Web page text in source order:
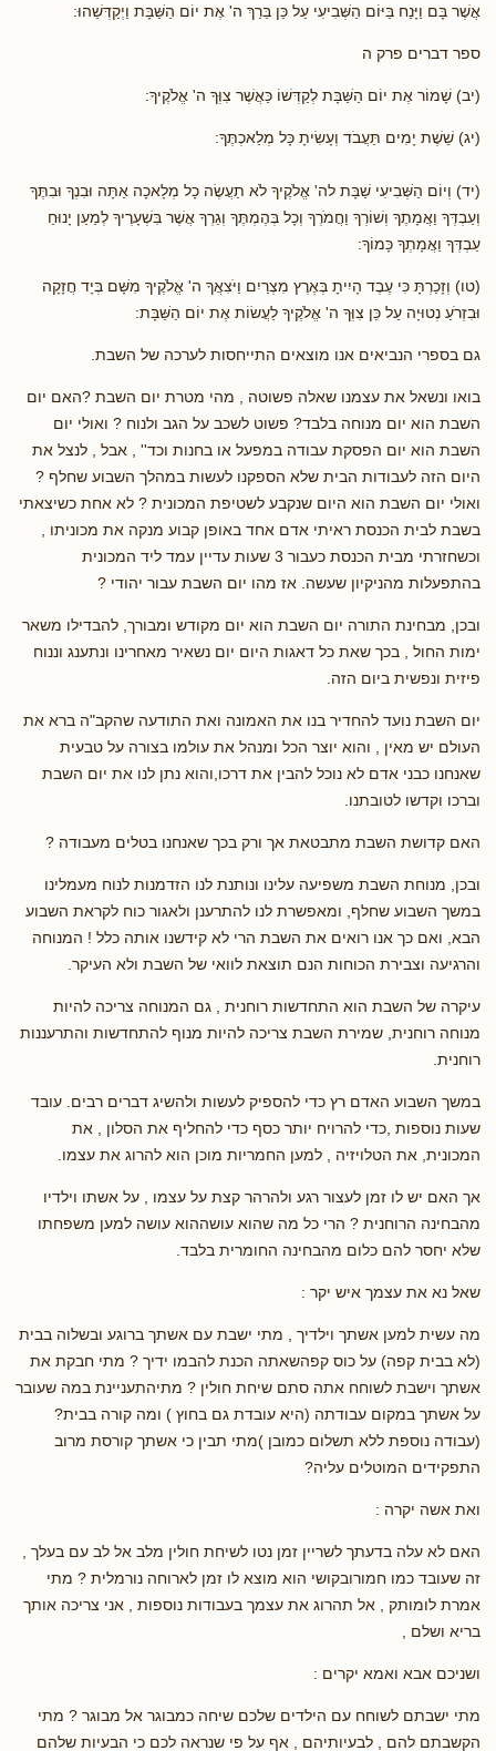
אֲשֶׁר בָּם וַיָּנַח בַּיּוֹם הַשְּׁבִיעִי עַל כֵּן בֵּרַךְ ה' אֶת יוֹם הַשַּׁבָּת וַיְקַדְּשֵׁהוּ:
ספר דברים פרק ה
(יב) שָׁמוֹר אֶת יוֹם הַשַּׁבָּת לְקַדְּשׁוֹ כַּאֲשֶׁר צִוְּךָ ה' אֱלֹקֶיךָ:
(יג) שֵׁשֶׁת יָמִים תַּעֲבֹד וְעָשִׂיתָ כָּל מְלַאכְתֶּךָ:
(יד) וְיוֹם הַשְּׁבִיעִי שַׁבָּת לה' אֱלֹקֶיךָ לֹא תַעֲשֶׂה כָל מְלָאכָה אַתָּה וּבִנְךָ וּבִתֶּךָ
וְעַבְדְּךָ וַאֲמָתֶךָ וְשׁוֹרְךָ וַחֲמֹרְךָ וְכָל בְּהֶמְתֶּךָ וְגֵרְךָ אֲשֶׁר בִּשְׁעָרֶיךָ לְמַעַן יָנוּחַ
עַבְדְּךָ וַאֲמָתְךָ כָּמוֹךָ:
(טו) וְזָכַרְתָּ כִּי עֶבֶד הָיִיתָ בְּאֶרֶץ מִצְרַיִם וַיֹּצִאֲךָ ה' אֱלֹקֶיךָ מִשָּׁם בְּיָד חֲזָקָה
וּבִזְרֹעַ נְטוּיָה עַל כֵּן צִוְּךָ ה' אֱלֹקֶיךָ לַעֲשׂוֹת אֶת יוֹם הַשַּׁבָּת:
גם בספרי הנביאים אנו מוצאים התייחסות לערכה של השבת.
בואו ונשאל את עצמנו שאלה פשוטה , מהי מטרת יום השבת ?האם יום
השבת הוא יום מנוחה בלבד? פשוט לשכב על הגב ולנוח ? ואולי יום
השבת הוא יום הפסקת עבודה במפעל או בחנות וכד'' , אבל , לנצל את
היום הזה לעבודות הבית שלא הספקנו לעשות במהלך השבוע שחלף ?
ואולי יום השבת הוא היום שנקבע לשטיפת המכונית ? לא אחת כשיצאתי
בשבת לבית הכנסת ראיתי אדם אחד באופן קבוע מנקה את מכוניתו ,
וכשחזרתי מבית הכנסת כעבור 3 שעות עדיין עמד ליד המכונית
בהתפעלות מהניקיון שעשה. אז מהו יום השבת עבור יהודי ?
ובכן, מבחינת התורה יום השבת הוא יום מקודש ומבורך, להבדילו משאר
ימות החול , בכך שאת כל דאגות היום יום נשאיר מאחרינו ונתענג וננוח
פיזית ונפשית ביום הזה.
יום השבת נועד להחדיר בנו את האמונה ואת התודעה שהקב"ה ברא את
העולם יש מאין , והוא יוצר הכל ומנהל את עולמו בצורה על טבעית
שאנחנו כבני אדם לא נוכל להבין את דרכו,והוא נתן לנו את יום השבת
וברכו וקדשו לטובתנו.
האם קדושת השבת מתבטאת אך ורק בכך שאנחנו בטלים מעבודה ?
ובכן, מנוחת השבת משפיעה עלינו ונותנת לנו הזדמנות לנוח מעמלינו
במשך השבוע שחלף, ומאפשרת לנו להתרענן ולאגור כוח לקראת השבוע
הבא, ואם כך אנו רואים את השבת הרי לא קידשנו אותה כלל ! המנוחה
והרגיעה וצבירת הכוחות הנם תוצאת לוואי של השבת ולא העיקר.
עיקרה של השבת הוא התחדשות רוחנית , גם המנוחה צריכה להיות
מנוחה רוחנית, שמירת השבת צריכה להיות מנוף להתחדשות והתרעננות
רוחנית.
במשך השבוע האדם רץ כדי להספיק לעשות ולהשיג דברים רבים. עובד
שעות נוספות ,כדי להרויח יותר כסף כדי להחליף את הסלון , את
המכונית, את הטלויזיה , למען החמריות מוכן הוא להרוג את עצמו.
אך האם יש לו זמן לעצור רגע ולהרהר קצת על עצמו , על אשתו וילדיו
מהבחינה הרוחנית ? הרי כל מה שהוא עושההוא עושה למען משפחתו
שלא יחסר להם כלום מהבחינה החומרית בלבד.
שאל נא את עצמך איש יקר :
מה עשית למען אשתך וילדיך , מתי ישבת עם אשתך ברוגע ובשלוה בבית
(לא בבית קפה) על כוס קפהשאתה הכנת להבמו ידיך ? מתי חבקת את
אשתך וישבת לשוחח אתה סתם שיחת חולין ? מתיהתעניינת במה שעובר
על אשתך במקום עבודתה (היא עובדת גם בחוץ ) ומה קורה בבית?
(עבודה נוספת ללא תשלום כמובן )מתי תבין כי אשתך קורסת מרוב
התפקידים המוטלים עליה?
ואת אשה יקרה :
האם לא עלה בדעתך לשריין זמן נטו לשיחת חולין מלב אל לב עם בעלך ,
זה שעובד כמו חמורובקושי הוא מוצא לו זמן לארוחה נורמלית ? מתי
אמרת לומותק , אל תהרוג את עצמך בעבודות נוספות , אני צריכה אותך
בריא ושלם ,
ושניכם אבא ואמא יקרים :
מתי ישבתם לשוחח עם הילדים שלכם שיחה כמבוגר אל מבוגר ? מתי
הקשבתם להם , לבעיותיהם , אף על פי שנראה לכם כי הבעיות שלהם